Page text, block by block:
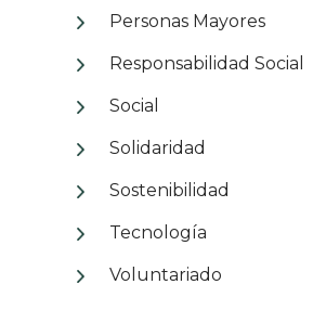
Personas Mayores
Responsabilidad Social
Social
Solidaridad
Sostenibilidad
Tecnología
Voluntariado